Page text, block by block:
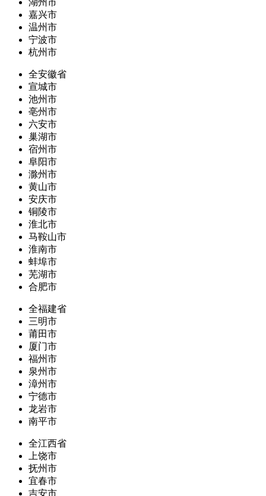
湖州市
嘉兴市
温州市
宁波市
杭州市
全安徽省
宣城市
池州市
亳州市
六安市
巢湖市
宿州市
阜阳市
滁州市
黄山市
安庆市
铜陵市
淮北市
马鞍山市
淮南市
蚌埠市
芜湖市
合肥市
全福建省
三明市
莆田市
厦门市
福州市
泉州市
漳州市
宁德市
龙岩市
南平市
全江西省
上饶市
抚州市
宜春市
吉安市